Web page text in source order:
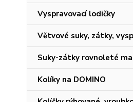
Vyspravovací lodičky
Větvové suky, zátky,
Suky-zátky rovnoleté
Kolíky na DOMINO